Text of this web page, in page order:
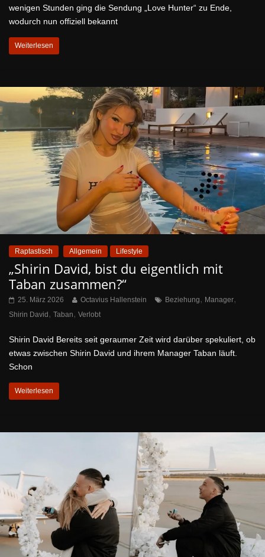
wenigen Stunden ging die Sendung „Love Hunter“ zu Ende,
wodurch nun offiziell bekannt
Weiterlesen
Raptastisch Allgemein Lifestyle
„Shirin David, bist du eigentlich mit
Taban zusammen?“
25. März 2026 Octavius Hallenstein Beziehung, Manager,
Shirin David , Taban, Verlobt
Shirin David Bereits seit geraumer Zeit wird darüber spekuliert, ob
etwas zwischen Shirin David und ihrem Manager Taban läuft.
Schon
Weiterlesen